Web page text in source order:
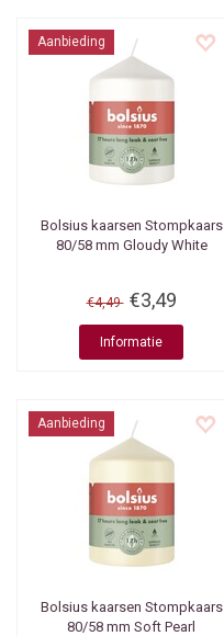
Aanbieding
Bolsius kaarsen Stompkaars
80/58 mm Gloudy White
€4,49 €3,49
Informatie
Aanbieding
Bolsius kaarsen Stompkaars
80/58 mm Soft Pearl